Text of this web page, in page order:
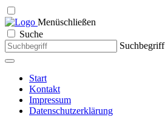
Menüschließen
Suche
Suchbegriff
Start
Kontakt
Impressum
Datenschutzerklärung